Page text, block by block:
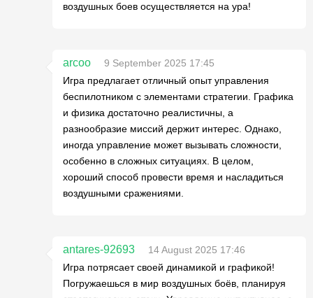
воздушных боев осуществляется на ура!
arcoo
9 September 2025 17:45
Игра предлагает отличный опыт управления
беспилотником с элементами стратегии. Графика
и физика достаточно реалистичны, а
разнообразие миссий держит интерес. Однако,
иногда управление может вызывать сложности,
особенно в сложных ситуациях. В целом,
хороший способ провести время и насладиться
воздушными сражениями.
antares-92693
14 August 2025 17:46
Игра потрясает своей динамикой и графикой!
Погружаешься в мир воздушных боёв, планируя